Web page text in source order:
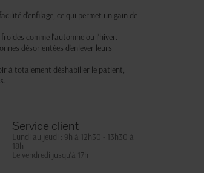
d'enfilage, ce qui permet un gain de
comme l'automne ou l'hiver.
désorientées d'enlever leurs
à totalement déshabiller le patient,
Service client
Lundi au jeudi : 9h à 12h30 - 13h30 à
18h
Le vendredi jusqu'à 17h